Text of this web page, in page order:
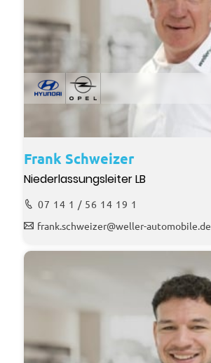
Frank Schweizer
Niederlassungsleiter LB
07 14 1 / 56 14 19 1
frank.schweizer@weller-automobile.de